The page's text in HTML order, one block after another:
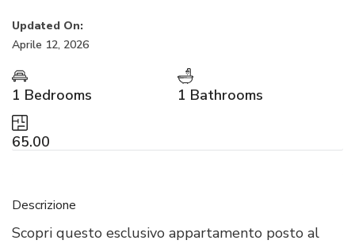
Updated On:
Aprile 12, 2026
1 Bedrooms 1 Bathrooms
65.00
Descrizione
Scopri questo esclusivo appartamento posto al